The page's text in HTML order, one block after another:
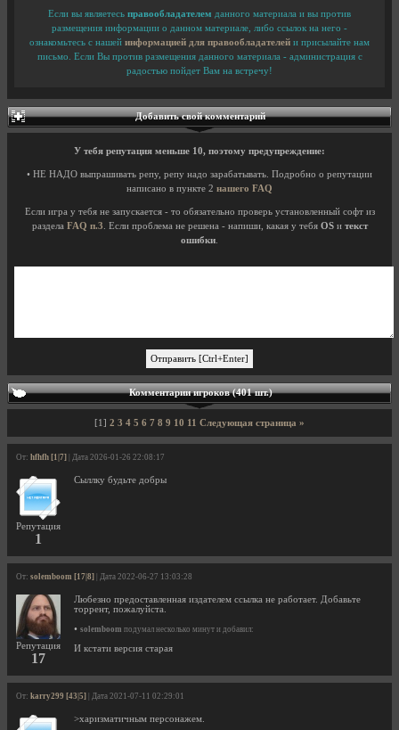
Если вы являетесь правообладателем данного материала и вы против
размещения информации о данном материале, либо ссылок на него -
ознакомьтесь с нашей информацией для правообладателей и присылайте нам
письмо. Если Вы против размещения данного материала - администрация с
радостью пойдет Вам на встречу!
Добавить свой комментарий
У тебя репутация меньше 10, поэтому предупреждение:
• НЕ НАДО выпрашивать репу, репу надо зарабатывать. Подробно о репутации
написано в пункте 2 нашего FAQ
Если игра у тебя не запускается - то обязательно проверь установленный софт из
раздела FAQ п.3 . Если проблема не решена - напиши, какая у тебя OSи текст
ошибки
Комментарии игроков (401 шт.)
[1] 2 3 4 5 6 7 8 9 10 11 Следующая страница »
От: hfhfh [1|7] | Дата 2026-01-26 22:08:17
Репутация
1
Сыллку будьте добры
От: solemboom [17|8] | Дата 2022-06-27 13:03:28
Репутация
17
Любезно предоставленная издателем ссылка не работает. Добавьте
торрент, пожалуйста.
• solemboom подумал несколько минут и добавил:
И кстати версия старая
От: karry299 [43|5] | Дата 2021-07-11 02:29:01
>харизматичным персонажем.